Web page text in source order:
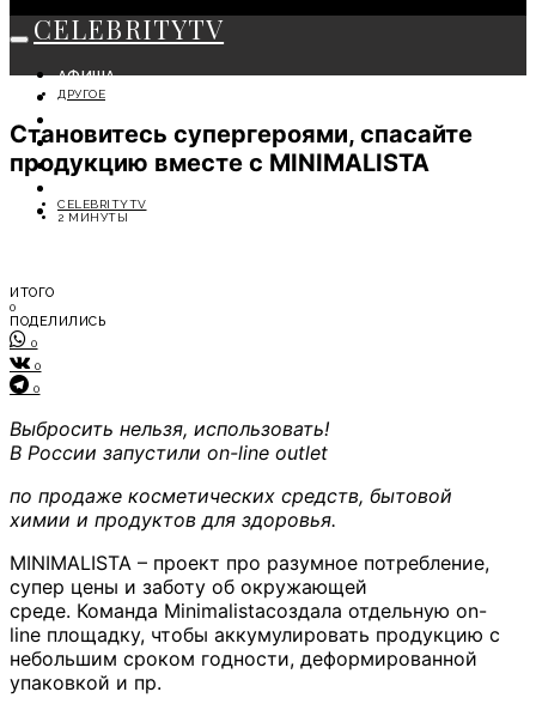
CELEBRITYTV
АФИША
СОБЫТИЯ
МОДА
ЛИЧНОСТЬ
СОВЕТЫ ЭКСПЕРТОВ
ДРУГОЕ
Становитесь супергероями, спасайте
продукцию вместе с MINIMALISTA
CELEBRITYTV
2 МИНУТЫ
ИТОГО
0
ПОДЕЛИЛИСЬ
0
0
0
Выбросить нельзя, использовать!
В России запустили on-line outlet
по продаже косметических средств, бытовой
химии и продуктов для здоровья.
MINIMALISTA – проект про разумное потребление,
супер цены и заботу об окружающей
среде. Команда Minimalistaсоздала отдельную on-
line площадку, чтобы аккумулировать продукцию с
небольшим сроком годности, деформированной
упаковкой и пр.